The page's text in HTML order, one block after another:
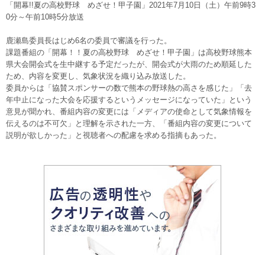
「開幕!!夏の高校野球 めざせ！甲子園」2021年7月10日（土）午前9時3
0分～午前10時5分放送
鹿瀬島委員長はじめ6名の委員で審議を行った。
課題番組の「開幕！！夏の高校野球 めざせ！甲子園」は高校野球熊本
県大会開会式を生中継する予定だったが、開会式が大雨のため順延した
ため、内容を変更し、気象状況を織り込み放送した。
委員からは「協賛スポンサーの数で熊本の野球熱の高さを感じた」「去
年中止になった大会を応援するというメッセージになっていた」という
意見が聞かれ、番組内容の変更には「メディアの使命として気象情報を
伝えるのは不可欠」と理解を示された一方、「番組内容の変更について
説明が欲しかった」と視聴者への配慮を求める指摘もあった。